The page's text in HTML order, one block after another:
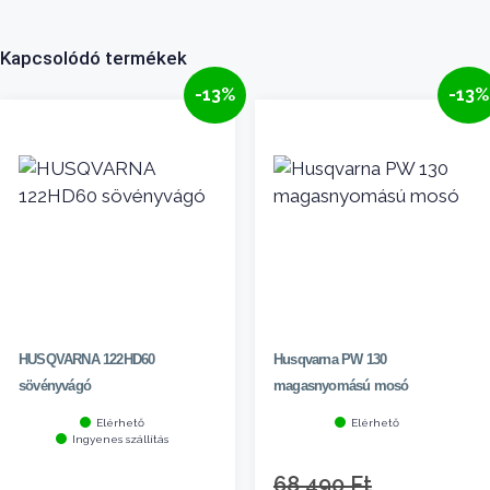
Kapcsolódó termékek
-13%
HUSQVARNA 122HD60
sövényvágó
Elérhető
Ingyenes szállítás
-13%
Husqvarna PW 130
magasnyomású mosó
Elérhető
68 490FtOriginal